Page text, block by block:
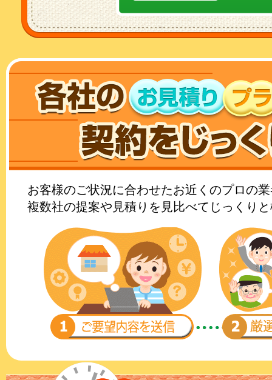
お客様のご状況に合わせたお近くのプロの
複数社の提案や見積りを見比べてじっくり